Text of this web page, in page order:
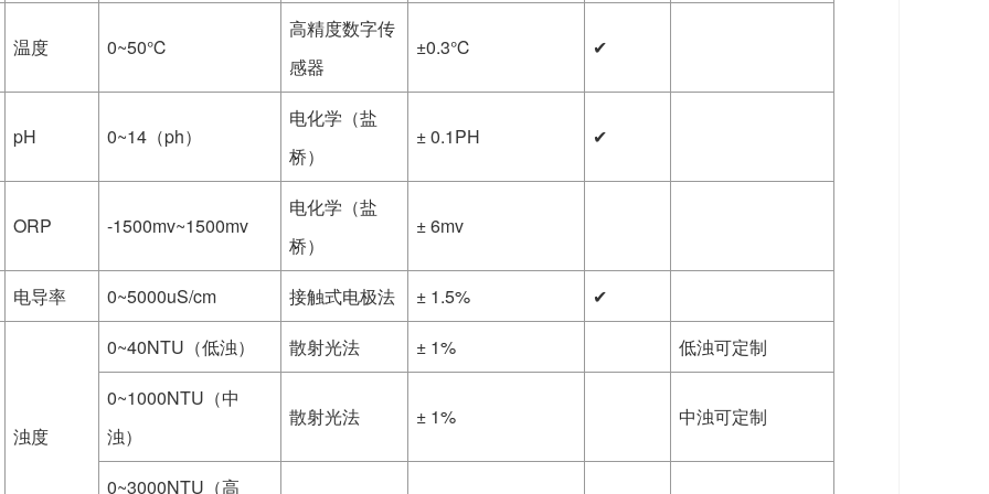
温度 0~50℃
高精度数字传
感器
±0.3℃ ✔
pH 0~14（ph）
电化学（盐
桥）
± 0.1PH ✔
ORP -1500mv~1500mv
电化学（盐
桥）
± 6mv
电导率 0~5000uS/cm 接触式电极法 ± 1.5% ✔
浊度
0~40NTU（低浊） 散射光法 ± 1%
低浊可定制
0~1000NTU（中
浊）
散射光法 ± 1% 中浊可定制
0~3000NTU（高